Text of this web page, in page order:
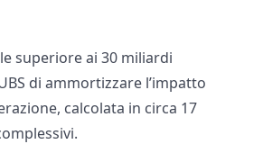
superiore ai 30 miliardi
di ammortizzare l’impatto
calcolata in circa 17